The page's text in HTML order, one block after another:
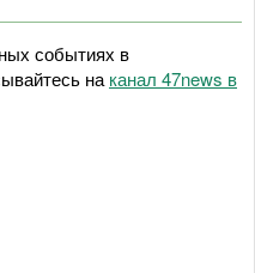
событиях в
на канал 47news в